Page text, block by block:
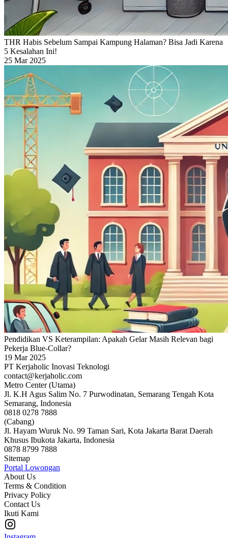
THR Habis Sebelum Sampai Kampung Halaman? Bisa Jadi Karena
5 Kesalahan Ini!
25 Mar 2025
Pendidikan VS Keterampilan: Apakah Gelar Masih Relevan bagi
Pekerja Blue-Collar?
19 Mar 2025
PT Kerjaholic Inovasi Teknologi
contact@kerjaholic.com
Metro Center (Utama)
Jl. K.H Agus Salim No. 7 Purwodinatan, Semarang Tengah Kota
Semarang, Indonesia
0818 0278 7888
(Cabang)
Jl. Hayam Wuruk No. 99 Taman Sari, Kota Jakarta Barat Daerah
Khusus Ibukota Jakarta, Indonesia
0878 8799 7888
Sitemap
Portal Lowongan
About Us
Terms & Condition
Privacy Policy
Contact Us
Ikuti Kami